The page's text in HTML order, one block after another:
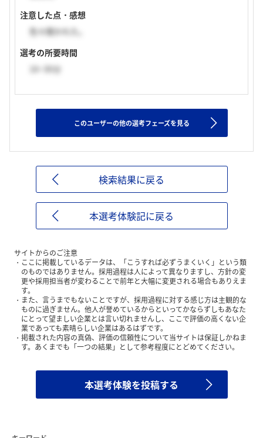
注意した点・感想
色々聞かれた。
選考の所要時間
16~30分
このユーザーの他の選考フェーズを見る
検索結果に戻る
本選考体験記に戻る
サイトからのご注意
ここに掲載しているデータは、「こうすれば必ずうまくいく」という類
のものではありません。採用過程は人によって異なりますし、方針の変
更や採用担当者が変わることで前年と大幅に変更される場合もありえま
す。
また、言うまでもないことですが、採用過程に対する感じ方は主観的な
ものに過ぎません。他人が誉めているからといってかならずしもあなた
にとって望ましい企業とは言い切れませんし、ここで評価の高くない企
業であっても素晴らしい企業はあるはずです。
掲載された内容の真偽、評価の信頼性について当サイトは保証しかねま
す。あくまでも「一つの結果」として参考程度にとどめてください。
本選考体験を投稿する